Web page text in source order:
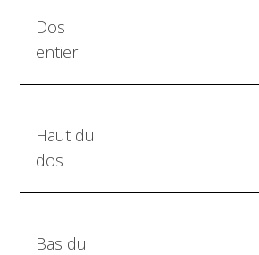
Dos
entier
Haut du
dos
Bas du